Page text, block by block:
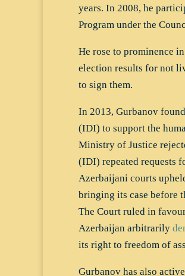
years. In 2008, he
Program under the
He rose to prominence
election results for not
to sign them.
In 2013, Gurbanov
(IDI) to support the
Ministry of Justice
(IDI) repeated requests
Azerbaijani courts
bringing its case before
The Court ruled in
Azerbaijan arbitrarily
its right to freedom of
Gurbanov has also